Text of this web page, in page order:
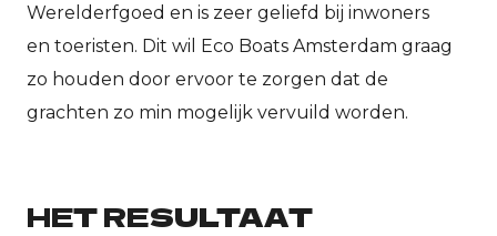
Werelderfgoed en is zeer geliefd bij inwoners
en toeristen. Dit wil Eco Boats Amsterdam graag
zo houden door ervoor te zorgen dat de
grachten zo min mogelijk vervuild worden.
HET RESULTAAT